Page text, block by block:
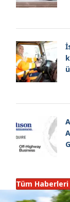
Tüm Haberleri